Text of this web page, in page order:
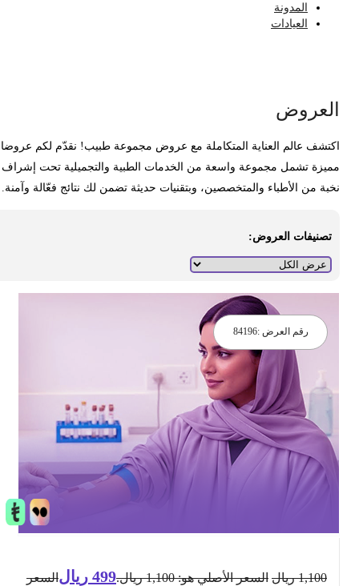
المدونة
العيادات
عالم العناية المتكاملة مع عروض مجموعة طبيب! نقدّم لكم عروضا
تشمل مجموعة واسعة من الخدمات الطبية والتجميلية تحت إشراف
من الأطباء والمتخصصين، وبتقنيات حديثة تضمن لك نتائج فعّالة وآمنة.
تصنيفات العروض:
رقم العرض :84196
1,100 ريال السعر الأصلي هو: 1,100 ريال. 499 ريال السعر